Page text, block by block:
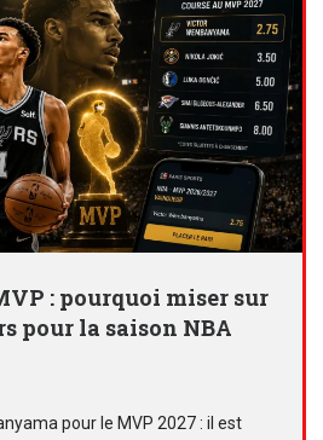
: pourquoi miser sur
pour la saison NBA
pour le MVP 2027 : il est